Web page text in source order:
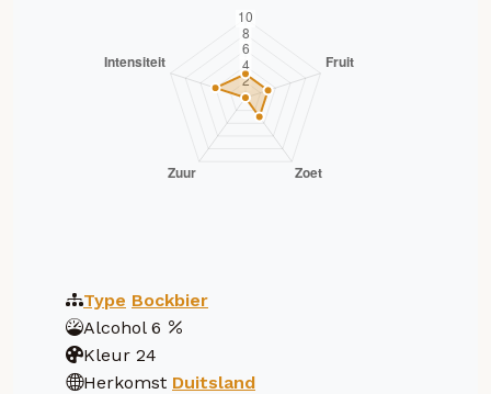
Type Bockbier
Alcohol 6
Kleur 24
Herkomst Duitsland